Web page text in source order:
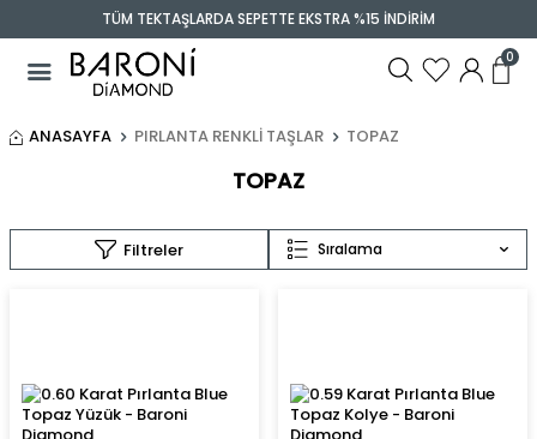
TÜM TEKTAŞLARDA SEPETTE EKSTRA %15 İNDİRİM
0
ANASAYFA PIRLANTA RENKLI TAŞLAR TOPAZ
TOPAZ
Filtreler Sıralama